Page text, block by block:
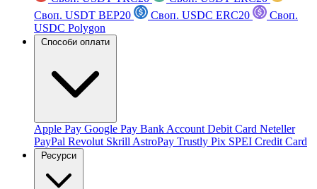
Своп. USDT BEP20
Своп. USDC ERC20
Своп.
USDC Polygon
Способи оплати
Apple Pay Google Pay Bank Account Debit Card Neteller
PayPal Revolut Skrill AstroPay Trustly Pix SPEI Credit Card
Ресурси